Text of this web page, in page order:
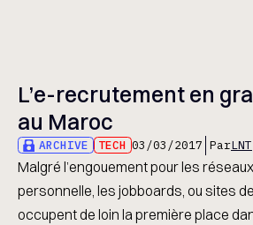
L’e-recrutement en
au Maroc
ARCHIVE TECH 03/03/2017 ParLNT
Malgré l’engouement pour les
personnelle, les jobboards, ou sites
occupent de loin la première place